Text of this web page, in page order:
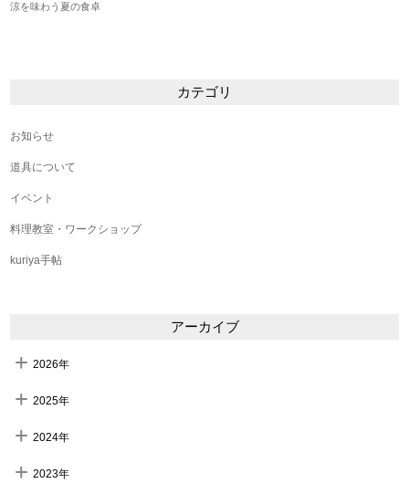
涼を味わう夏の食卓
カテゴリ
お知らせ
道具について
イベント
料理教室・ワークショップ
kuriya手帖
アーカイブ
2026年
2025年
2024年
2023年